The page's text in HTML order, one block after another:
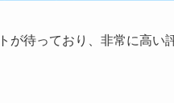
が待っており、非常に高い